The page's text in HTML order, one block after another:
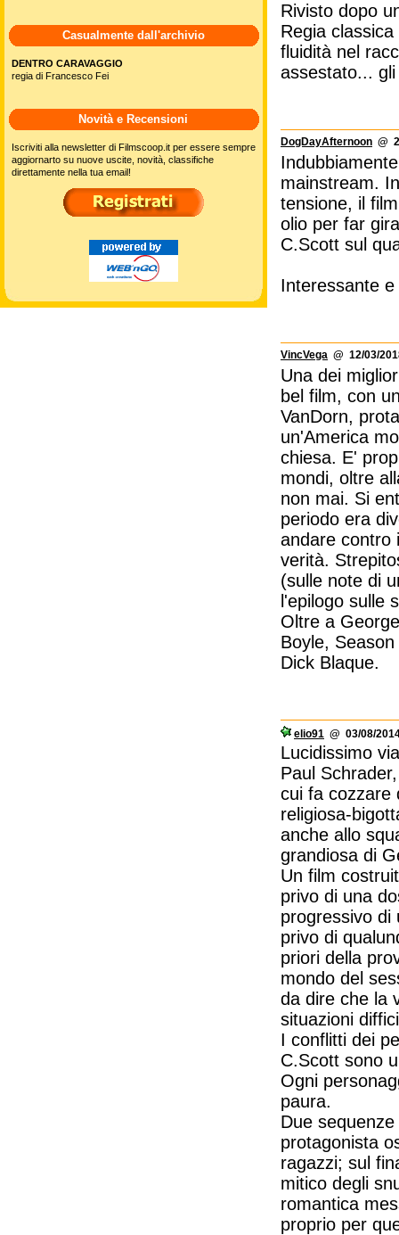
Rivisto dopo
Regia
fluidità nel
assestato...
DogDayAfternoon @
mainstream.
tensione, il
olio per far
C.Scott sul
Interessante
VincVega @ 12/03/
Una dei
bel film, con
VanDorn,
un'America
chiesa. E'
mondi, oltre
non mai. Si
periodo era
andare contro
verità.
(sulle note di
l'epilogo sulle
Oltre a
Boyle,
Dick Blaque.
elio91 @ 03/08/
Lucidissimo
Paul
cui fa cozzare
religiosa-
anche allo
grandiosa di
Un film
privo di una
progressivo di
privo di
priori della
mondo del
da dire che la
situazioni
I conflitti dei
C.Scott sono
Ogni
paura.
Due
protagonista
ragazzi; sul
mitico degli
romantica
proprio per
Casualmente dall'archivio
DENTRO CARAVAGGIO
regia di Francesco Fei
Novità e Recensioni
Iscriviti alla newsletter di Filmscoop.it per essere sempre
aggiornarto su nuove uscite, novità, classifiche
direttamente nella tua email!